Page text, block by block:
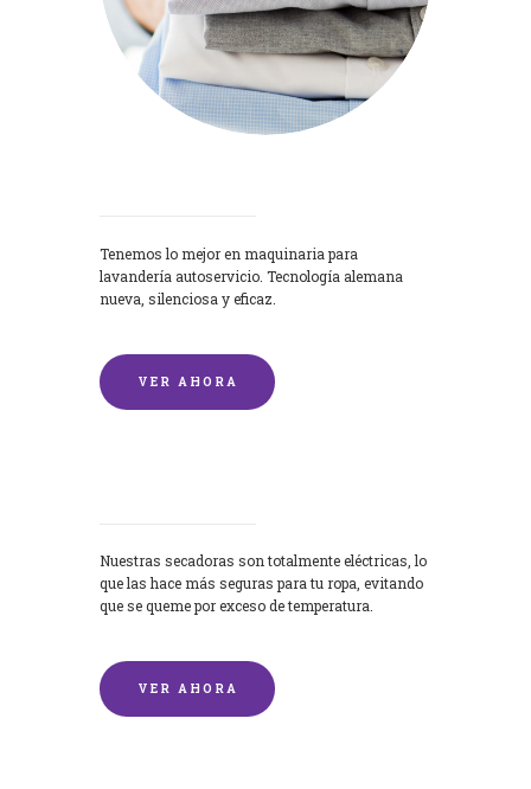
Tenemos lo mejor en maquinaria para
lavandería autoservicio. Tecnología alemana
nueva, silenciosa y eficaz.
VER AHORA
Nuestras secadoras son totalmente eléctricas, lo
que las hace más seguras para tu ropa, evitando
que se queme por exceso de temperatura.
VER AHORA